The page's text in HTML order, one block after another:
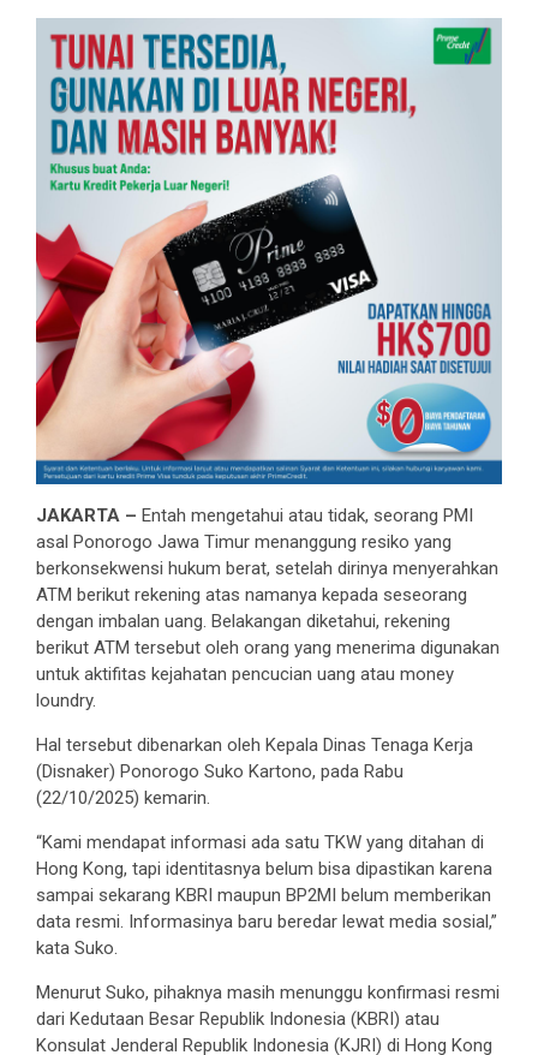
JAKARTA – Entah mengetahui atau tidak, seorang PMI
asal Ponorogo Jawa Timur menanggung resiko yang
berkonsekwensi hukum berat, setelah dirinya menyerahkan
ATM berikut rekening atas namanya kepada seseorang
dengan imbalan uang. Belakangan diketahui, rekening
berikut ATM tersebut oleh orang yang menerima digunakan
untuk aktifitas kejahatan pencucian uang atau money
loundry.
Hal tersebut dibenarkan oleh Kepala Dinas Tenaga Kerja
(Disnaker) Ponorogo Suko Kartono, pada Rabu
(22/10/2025) kemarin.
“Kami mendapat informasi ada satu TKW yang ditahan di
Hong Kong, tapi identitasnya belum bisa dipastikan karena
sampai sekarang KBRI maupun BP2MI belum memberikan
data resmi. Informasinya baru beredar lewat media sosial,”
kata Suko.
Menurut Suko, pihaknya masih menunggu konfirmasi resmi
dari Kedutaan Besar Republik Indonesia (KBRI) atau
Konsulat Jenderal Republik Indonesia (KJRI) di Hong Kong